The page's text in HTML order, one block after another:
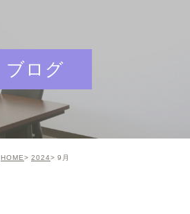
ブログ
HOME 2024 9月